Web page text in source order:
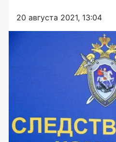
20 августа 2021, 13:04